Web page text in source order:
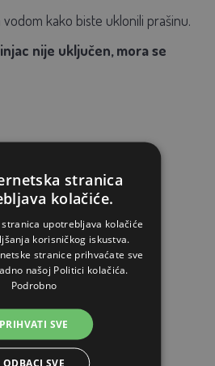
kako biste uklonili prašinu.
nije uključen, mora se
s.r.o
kartonu
stranica
kolačiće.
upotrebljava kolačiće
korisničkog iskustva.
stranice prihvaćate sve
našoj Politici kolačića.
Podrobno
PRIHVATI SVE
ODBACI SVE